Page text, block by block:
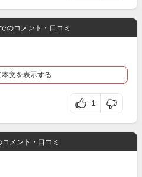
でのコメント・口コミ
本文を表示する
1
コメント・口コミ